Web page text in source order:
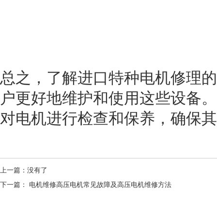
总之，了解进口特种电机修理
户更好地维护和使用这些设备
对电机进行检查和保养，确保
上一篇： 没有了
下一篇： 电机维修高压电机常见故障及高压电机维修方法